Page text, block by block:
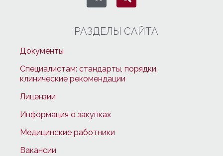
РАЗДЕЛЫ САЙТА
Документы
Специалистам: стандарты, порядки,
клинические рекомендации
Лицензии
Информация о закупках
Медицинские работники
Вакансии